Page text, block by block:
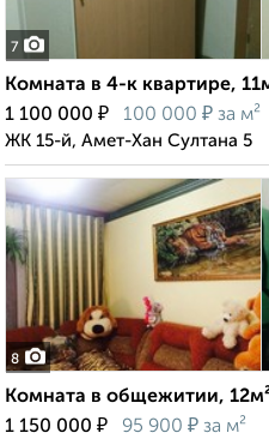
7
Комната в 4-к квартире,
1 100 000 ₽ 100 000 ₽ за м²
ЖК 15-й, Амет-Хан Султана 5
8
Комната в общежитии,
1 150 000 ₽ 95 900 ₽ за м²